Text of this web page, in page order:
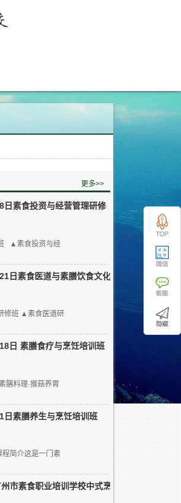
更多>>
日素食投资与经营管理研修
▲素食投资与经
日素食医道与素膳饮食文化
修班 ▲素食医道研
日 素膳食疗与烹饪培训班
膳料理·猴菇养胃
日素膳养生与烹饪培训班
简介这是一门素
市素食职业培训学校中式烹